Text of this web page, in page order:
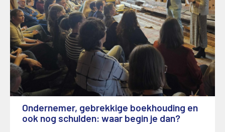
Ondernemer, gebrekkige boekhouding en
ook nog schulden: waar begin je dan?